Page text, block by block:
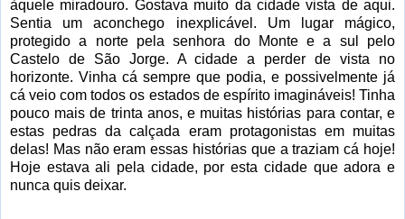
àquele miradouro. Gostava muito da cidade vista de aqui.
Sentia um aconchego inexplicável. Um lugar mágico,
protegido a norte pela senhora do Monte e a sul pelo
Castelo de São Jorge. A cidade a perder de vista no
horizonte. Vinha cá sempre que podia, e possivelmente já
cá veio com todos os estados de espírito imagináveis! Tinha
pouco mais de trinta anos, e muitas histórias para contar, e
estas pedras da calçada eram protagonistas em muitas
delas! Mas não eram essas histórias que a traziam cá hoje!
Hoje estava ali pela cidade, por esta cidade que adora e
nunca quis deixar.